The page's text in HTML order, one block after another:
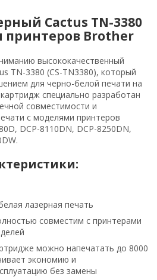
Cactus TN-3380
принтеров Brother
высококачественный
TN-3380 (CS-TN3380), который
для черно-белой печати на
специально разработан
совместимости и
с моделями принтеров
DCP-8110DN, DCP-8250DN,
лазерная печать
совместим с принтерами
можно напечатать до 8000
экономию и
без замены